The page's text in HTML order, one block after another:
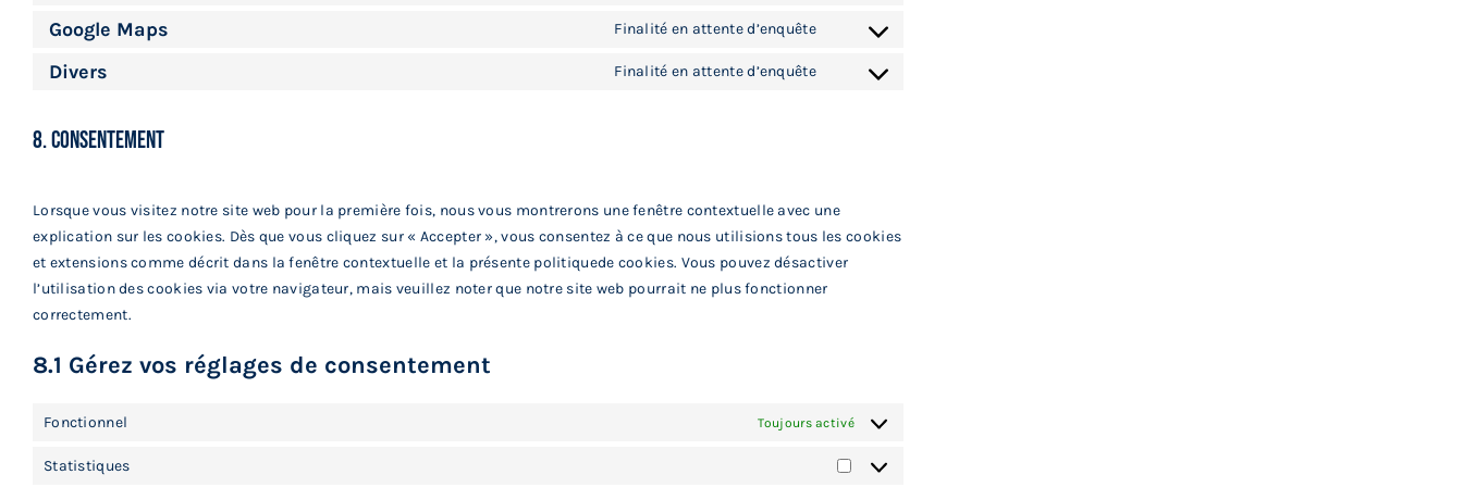
automattic
vimeo
Google Maps Finalité en attente d’enquête
Consent
Divers Finalité en attente d’enquête
Consent
8. Consentement
Lorsque vous visitez notre site web pour la première fois, nous vous montrerons une fenêtre contextuelle avec une
explication sur les cookies. Dès que vous cliquez sur « Accepter », vous consentez à ce que nous utilisions tous les cookies
et extensions comme décrit dans la fenêtre contextuelle et la présente politiquede cookies. Vous pouvez désactiver
l’utilisation des cookies via votre navigateur, mais veuillez noter que notre site web pourrait ne plus fonctionner
correctement.
8.1 Gérez vos réglages de consentement
Fonctionnel Toujours activé
Statistiques
Statistiques